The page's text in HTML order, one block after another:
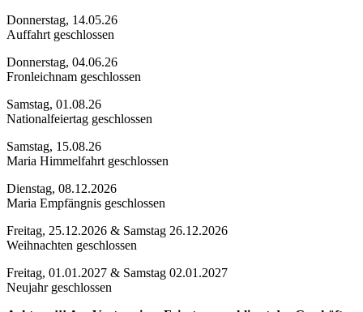
Donnerstag, 14.05.26
Auffahrt geschlossen
Donnerstag, 04.06.26
Fronleichnam geschlossen
Samstag, 01.08.26
Nationalfeiertag geschlossen
Samstag, 15.08.26
Maria Himmelfahrt geschlossen
Dienstag, 08.12.2026
Maria Empfängnis geschlossen
Freitag, 25.12.2026 & Samstag 26.12.2026
Weihnachten geschlossen
Freitag, 01.01.2027 & Samstag 02.01.2027
Neujahr geschlossen